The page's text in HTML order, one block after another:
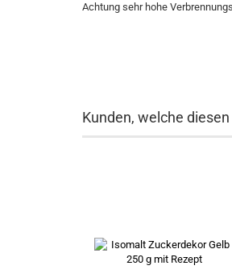
Achtung sehr hohe
Kunden, welche